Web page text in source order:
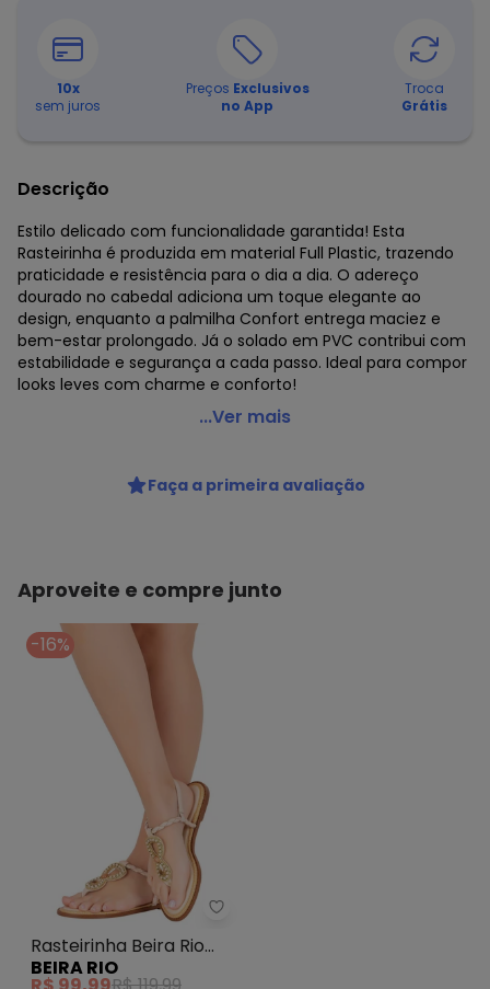
10x
sem juros
Preços Exclusivos
no App
Troca
Grátis
Descrição
Estilo delicado com funcionalidade garantida! Esta
Rasteirinha é produzida em material Full Plastic, trazendo
praticidade e resistência para o dia a dia. O adereço
dourado no cabedal adiciona um toque elegante ao
design, enquanto a palmilha Confort entrega maciez e
bem-estar prolongado. Já o solado em PVC contribui com
estabilidade e segurança a cada passo. Ideal para compor
looks leves com charme e conforto!
Perfecta - Rasteirinha Caramelo com Palmilha Confort
...Ver mais
Faça a primeira avaliação
Aproveite e compre junto
-16%
Rasteirinha Beira Rio (Creme)
Rasteirinha Beira Rio
(Creme) em Sintético
BEIRA RIO